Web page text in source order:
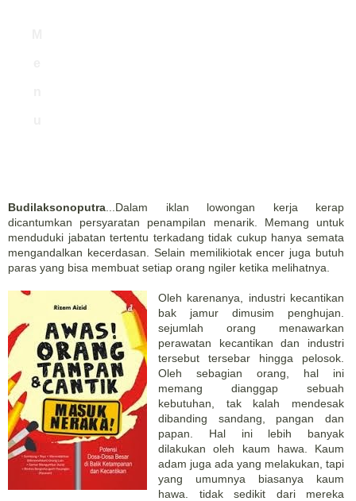
Budilaksonoputra ...Dalam iklan lowongan kerja kerap
dicantumkan persyaratan penampilan menarik. Memang untuk
menduduki jabatan tertentu terkadang tidak cukup hanya semata
mengandalkan kecerdasan. Selain memilikiotak encer juga butuh
paras yang bisa membuat setiap orang ngiler ketika melihatnya.
Oleh karenanya, industri kecantikan
bak jamur dimusim penghujan.
sejumlah orang menawarkan
perawatan kecantikan dan industri
tersebut tersebar hingga pelosok.
Oleh sebagian orang, hal ini
memang dianggap sebuah
kebutuhan, tak kalah mendesak
dibanding sandang, pangan dan
papan. Hal ini lebih banyak
dilakukan oleh kaum hawa. Kaum
adam juga ada yang melakukan, tapi
yang umumnya biasanya kaum
hawa. tidak sedikit dari mereka